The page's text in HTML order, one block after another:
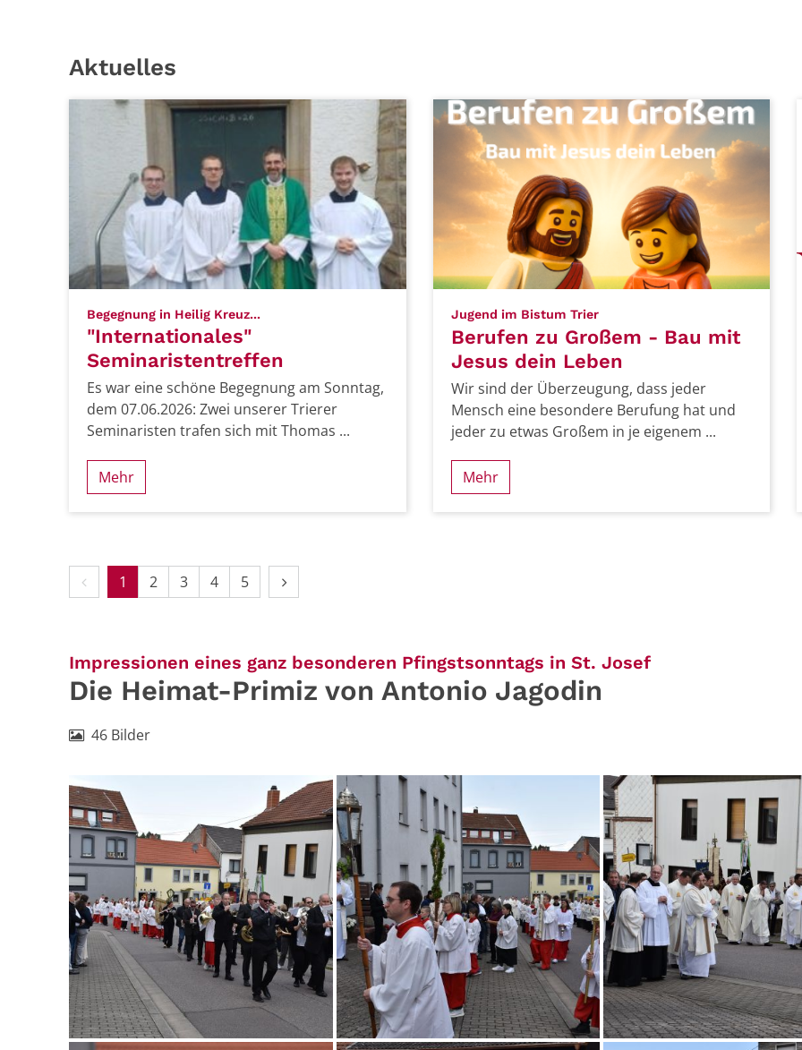
Aktuelles
Begegnung in Heilig Kreuz...
"Internationales"
Seminaristentreffen
Es war eine schöne Begegnung am Sonntag,
dem 07.06.2026: Zwei unserer Trierer
Seminaristen trafen sich mit Thomas ...
Mehr
Jugend im Bistum Trier:
Berufen zu Großem - Bau mit
Jesus dein Leben
Wir sind der Überzeugung, dass jeder
Mensch eine besondere Berufung hat und
jeder zu etwas Großem in je eigenem ...
Mehr
Vorherige Seite
1 2 3 4 5 Nächste Seite
Impressionen eines ganz besonderen Pfingstsonntags in St. Josef:
Die Heimat-Primiz von Antonio Jagodin
46 Bilder